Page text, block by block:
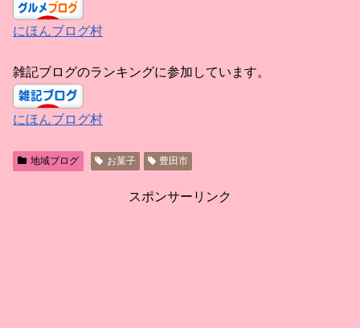
にほんブログ村
雑記ブログのランキングに参加しています。
にほんブログ村
地域ブログ お菓子 豊田市
スポンサーリンク